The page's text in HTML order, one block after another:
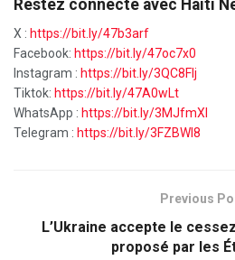
Restez connecté avec Haiti
X : https://bit.ly/47b3arf
Facebook: https://bit.ly/47oc7x0
Instagram : https://bit.ly/3QC8FIj
Tiktok: https://bit.ly/47A0wLt
WhatsApp : https://bit.ly/3MJfmXI
Telegram : https://bit.ly/3FZBWI8
Previous
L’Ukraine accepte le
proposé par les